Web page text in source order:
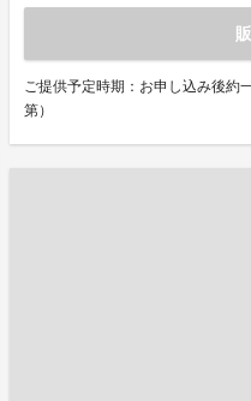
ご提供予定時期：お申し込み後約
第）